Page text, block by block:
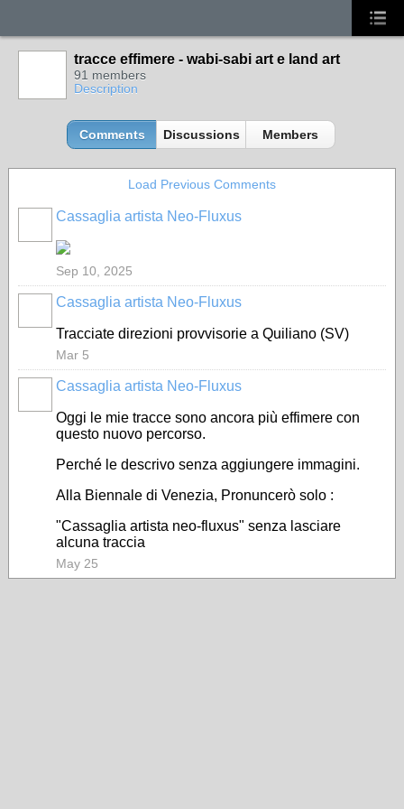
tracce effimere - wabi-sabi art e land art
91 members
Description
Comments Discussions Members
Load Previous Comments
Cassaglia artista Neo-Fluxus
Sep 10, 2025
Cassaglia artista Neo-Fluxus
Tracciate direzioni provvisorie a Quiliano (SV)
Mar 5
Cassaglia artista Neo-Fluxus
Oggi le mie tracce sono ancora più effimere con
questo nuovo percorso.
Perché le descrivo senza aggiungere immagini.
Alla Biennale di Venezia, Pronuncerò solo :
"Cassaglia artista neo-fluxus" senza lasciare
alcuna traccia
May 25